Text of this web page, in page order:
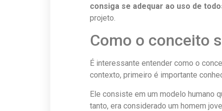
consiga se adequar ao uso de
projeto.
Como o conceito
É interessante entender como o
contexto, primeiro é importante
Ele consiste em um modelo humano
tanto, era considerado um homem